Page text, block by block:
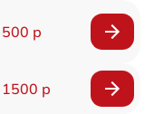
500 р
1500 р